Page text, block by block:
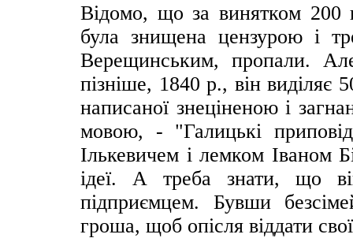
Відомо, що за винятком 200
була знищена цензурою і
Верещинським, пропали.
пізніше, 1840 р., він виділяє
написаної знеціненою і
мовою, - "Галицькі
Ількевичем і лемком Іваном
ідеї. А треба знати, що
підприємцем. Бувши
гроша, щоб опісля віддати